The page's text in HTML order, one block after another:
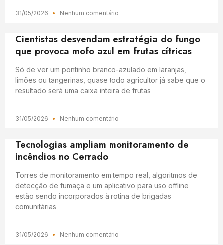
31/05/2026 Nenhum comentário
Cientistas desvendam estratégia do fungo
que provoca mofo azul em frutas cítricas
Só de ver um pontinho branco-azulado em laranjas,
limões ou tangerinas, quase todo agricultor já sabe que o
resultado será uma caixa inteira de frutas
31/05/2026 Nenhum comentário
Tecnologias ampliam monitoramento de
incêndios no Cerrado
Torres de monitoramento em tempo real, algoritmos de
detecção de fumaça e um aplicativo para uso offline
estão sendo incorporados à rotina de brigadas
comunitárias
31/05/2026 Nenhum comentário